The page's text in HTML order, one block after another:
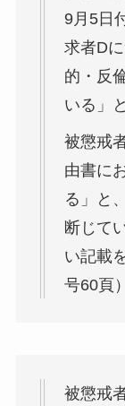
9月5日
求者D
的・反
いる」
被懲戒
由書に
る」と
断じて
い記載
号60頁）
被懲戒